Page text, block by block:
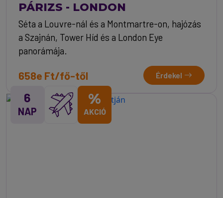
PÁRIZS - LONDON
Séta a Louvre-nál és a Montmartre-on, hajózás
a Szajnán, Tower Híd és a London Eye
panorámája.
658e Ft/fő-től Érdekel
6
NAP
%
AKCIÓ